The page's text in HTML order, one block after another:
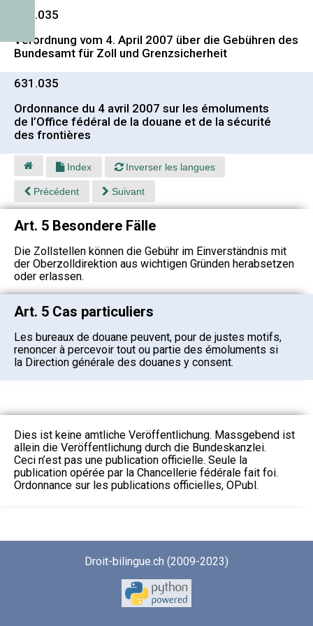
631.035
Verordnung vom 4. April 2007 über die Gebühren des
Bundesamt für Zoll und Grenzsicherheit
631.035
Ordonnance du 4 avril 2007 sur les émoluments
de l’Office fédéral de la douane et de la sécurité
des frontières
Index Inverser les langues
Précédent Suivant
Art. 5 Besondere Fälle
Die Zollstellen können die Gebühr im Einverständnis mit
der Oberzolldirektion aus wichtigen Gründen herabsetzen
oder erlassen.
Art. 5 Cas particuliers
Les bureaux de douane peuvent, pour de justes motifs,
renoncer à percevoir tout ou partie des émoluments si
la Direction générale des douanes y consent.
Dies ist keine amtliche Veröffentlichung. Massgebend ist
allein die Veröffentlichung durch die Bundeskanzlei.
Ceci n’est pas une publication officielle. Seule la
publication opérée par la Chancellerie fédérale fait foi.
Ordonnance sur les publications officielles, OPubl.
Droit-bilingue.ch (2009-2023)